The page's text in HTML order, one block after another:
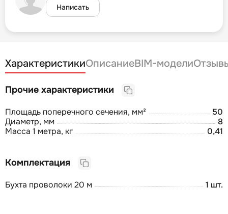
Написать
ХарактеристикиОписаниеBIM-модели
Прочие характеристики
Площадь поперечного сечения, мм²
50
Диаметр, мм
8
Масса 1 метра, кг
0,41
Комплектация
Бухта проволоки 20 м 1 шт.